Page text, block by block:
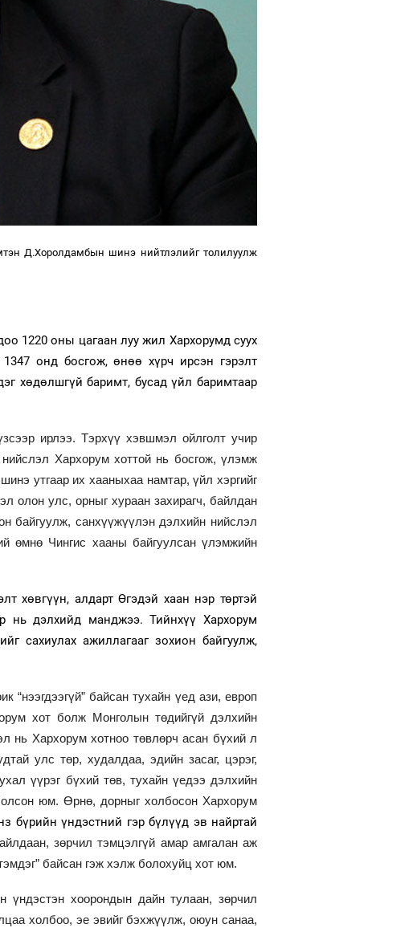
Д.Хоролдамбын шинэ нийтлэлийг толилуулж
1220 оны цагаан луу жил Хархорумд суух
онд босгож, өнөө хүрч ирсэн гэрэлт
хөдөлшгүй баримт, бусад үйл баримтаар
ирлээ. Тэрхүү хэвшмэл ойлголт учир
Хархорум хоттой нь босгож, үлэмж
утгаар их хааныхаа намтар, үйл хэргийг
олон улс, орныг хураан захирагч, байлдан
байгуулж, санхүүжүүлэн дэлхийн нийслэл
өмнө Чингис хааны байгуулсан үлэмжийн
хөвгүүн, алдарт Өгэдэй хаан нэр төртэй
нь дэлхийд манджээ. Тийнхүү Хархорум
сахиулах ажиллагааг зохион байгуулж,
байсан тухайн үед ази, европ
хот болж Монголын төдийгүй дэлхийн
нь Хархорум хотноо төвлөрч асан бүхий л
улс төр, худалдаа, эдийн засаг, цэрэг,
үүрэг бүхий төв, тухайн үедээ дэлхийн
юм. Өрнө, дорныг холбосон Хархорум
бүрийн үндэстний гэр бүлүүд эв найртай
зөрчил тэмцэлгүй амар амгалан аж
байсан гэж хэлж болохуйц хот юм.
үндэстэн хоорондын дайн тулаан, зөрчил
холбоо, эе эвийг бэхжүүлж, оюун санаа,